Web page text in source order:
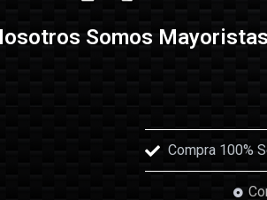
Somos Mayoristas
Compra 100%